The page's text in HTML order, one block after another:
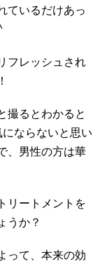
ているだけあっ
フレッシュされ
撮るとわかると
ならないと思い
、男性の方は華
リートメントを
うか？
って、本来の効